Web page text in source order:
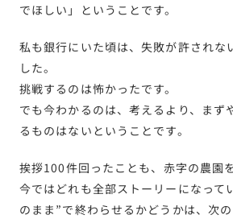
でほしい」ということです。
私も銀行にいた頃は、失敗が許されな
した。
挑戦するのは怖かったです。
でも今わかるのは、考えるより、まず
るものはないということです。
挨拶100件回ったことも、赤字の農園
今ではどれも全部ストーリーになって
のまま”で終わらせるかどうかは、次